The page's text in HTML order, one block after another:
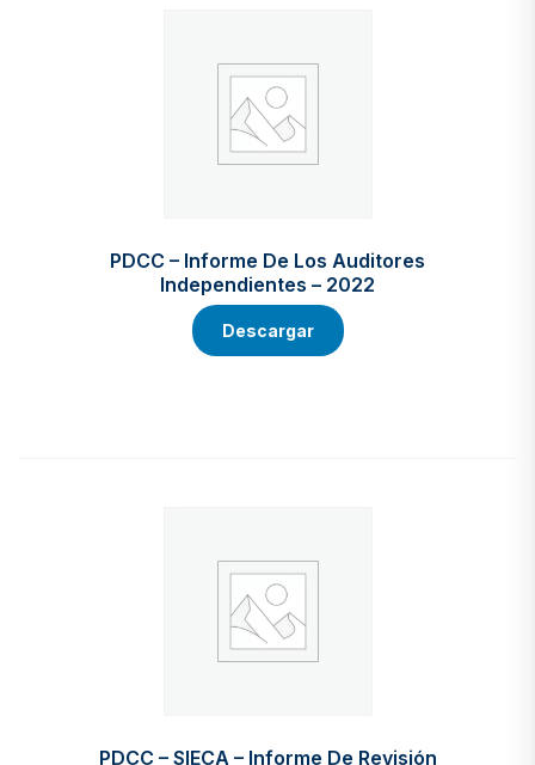
PDCC – Informe De Los Auditores
Independientes – 2022
Descargar
PDCC – SIECA – Informe De Revisión